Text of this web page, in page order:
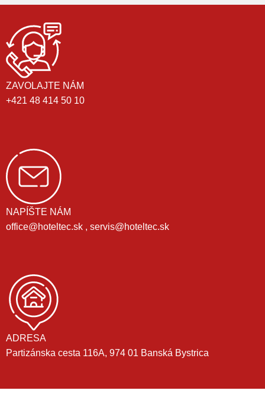
ZAVOLAJTE NÁM
+421 48 414 50 10
NAPÍŠTE NÁM
office@hoteltec.sk , servis@hoteltec.sk
ADRESA
Partizánska cesta 116A, 974 01 Banská Bystrica